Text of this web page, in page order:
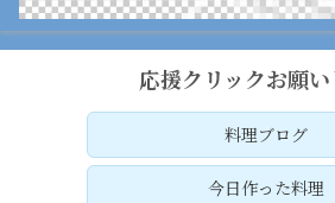
応援クリックお願
料理ブログ
今日作った料理